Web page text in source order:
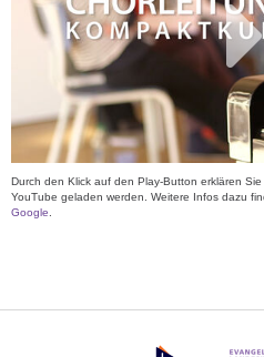
Durch den Klick auf den Play-Button erklären
YouTube geladen werden. Weitere Infos dazu
Google.